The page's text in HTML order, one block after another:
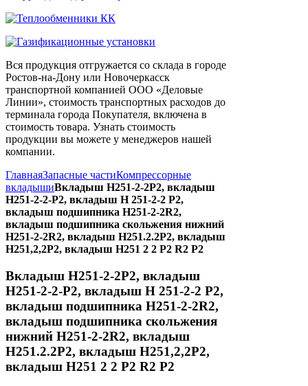
Вся продукция отгружается со склада в городе
Ростов-на-Дону или Новочеркасск
транспортной компанией ООО «Деловые
Линии», стоимость транспортных расходов до
терминала города Покупателя, включена в
стоимость товара. Узнать стоимость
продукции вы можете у менеджеров нашей
компании.
ГлавнаяЗапасные частиКомпрессорные
вкладышиВкладыш Н251-2-2Р2, вкладыш
Н251-2-2-Р2, вкладыш Н 251-2-2 Р2,
вкладыш подшипника Н251-2-2R2,
вкладыш подшипника скольжения нижний
Н251-2-2R2, вкладыш Н251.2.2Р2, вкладыш
Н251,2,2Р2, вкладыш Н251 2 2 Р2 R2 P2
Вкладыш Н251-2-2Р2, вкладыш
Н251-2-2-Р2, вкладыш Н 251-2-2 Р2,
вкладыш подшипника Н251-2-2R2,
вкладыш подшипника скольжения
нижний Н251-2-2R2, вкладыш
Н251.2.2Р2, вкладыш Н251,2,2Р2,
вкладыш Н251 2 2 Р2 R2 P2